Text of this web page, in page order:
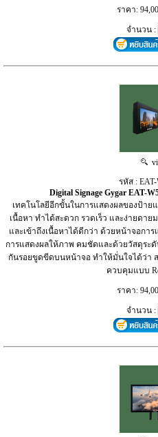
ราคา:
จำนวน :
รหัส :
Digital Signage Gygar EAT-
เทคโนโลยีอีกขั้นในการแสดงผลของป้า
เนื้อหา ทำได้สะดวก รวดเร็ว และง่ายดา
และเข้าถึงเนื้อหาได้ดีกว่า ด้วยหน้าจอกา
การแสดงผลให้ภาพ คมชัดและด้วยวัสดุระ
กันรอยขูดขีดบนหน้าจอ ทำให้มั่นใจได้ว่า
ควบคุมแบบ
ราคา:
จำนวน :